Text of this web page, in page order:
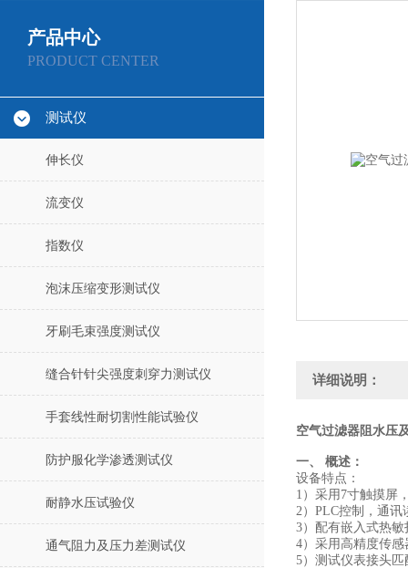
产品中心
PRODUCT CENTER
测试仪
伸长仪
流变仪
指数仪
泡沫压缩变形测试仪
牙刷毛束强度测试仪
缝合针针尖强度刺穿力测试仪
手套线性耐切割性能试验仪
防护服化学渗透测试仪
耐静水压试验仪
通气阻力及压力差测试仪
详细说明：
空气过滤器阻水压
一、 概述：
设备特点：
1）采用7寸触摸屏
2）PLC控制，通
3）配有嵌入式热
4）采用高精度传
5）测试仪表接头